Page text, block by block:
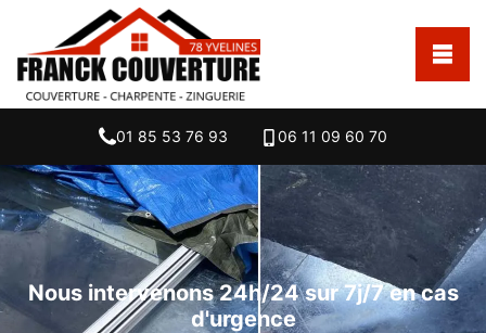
01 85 53 76 93 06 11 09 60 70
Nous intervenons 24h/24 sur 7j/7 en cas
d'urgence